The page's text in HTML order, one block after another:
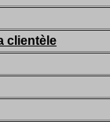
clientèle